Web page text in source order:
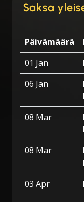
Saksa
Päivämäärä
01 Jan
06 Jan
08 Mar
08 Mar
03 Apr